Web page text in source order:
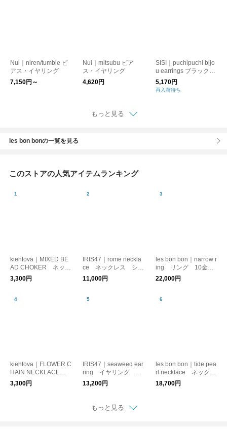
Nui｜niren/tumble ピ
アス・イヤリング
7,150円～
Nui｜mitsubu ピア
ス・イヤリング
4,620円
SISI｜puchipuchi bijo
u earrings ブラックフ
ラワー イヤリング
5,170円
再入荷待ち
もっと見る
les bon bonの一覧を見る
このストアの人気アイテムランキング
kiehtova｜MIXED BE
AD CHOKER ネック
レス コード レイヤ
ード
3,300円
IRIS47｜rome neckla
ce ネックレス シル
クコード 日本製
11,000円
les bon bon｜narrow r
ing リング 10金
日本製
22,000円
kiehtova｜FLOWER C
HAIN NECKLACE
ネックレス チョーカ
ー チェーン
3,300円
IRIS47｜seaweed ear
ring イヤリング 真
鍮 錆びにくい
13,200円
les bon bon｜tide pea
rl necklace ネックレ
ス 淡水パール シル
バー925
18,700円
もっと見る